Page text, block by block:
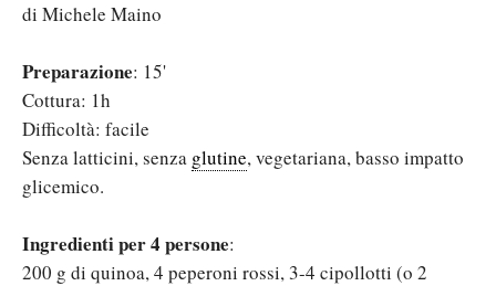
di Michele Maino
Preparazione: 15'
Cottura: 1h
Difficoltà: facile
Senza latticini, senza glutine, vegetariana, basso impatto
glicemico.
Ingredienti per 4 persone:
200 g di quinoa, 4 peperoni rossi, 3-4 cipollotti (o 2